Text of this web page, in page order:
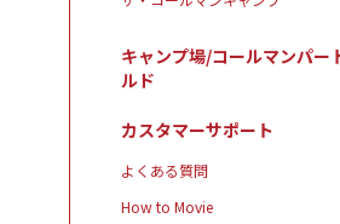
キャンプ場/コールマンパー
ルド
カスタマーサポート
よくある質問
How to Movie